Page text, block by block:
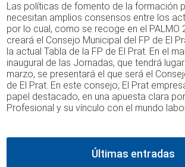
Las políticas de fomento de la formación
necesitan amplios consensos entre los
por lo cual, como se recoge en el PALMO
creará el Consejo Municipal del FP de El
la actual Tabla de la FP de El Prat. En el
inaugural de las Jornadas, que tendrá
marzo, se presentará el que será el
de El Prat. En este consejo, El Prat
papel destacado, en una apuesta clara
Profesional y su vínculo con el mundo
Últimas entradas